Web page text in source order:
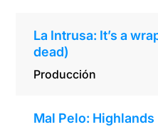
La Intrusa: It’s a
dead)
Producción
Mal Pelo: Highlands